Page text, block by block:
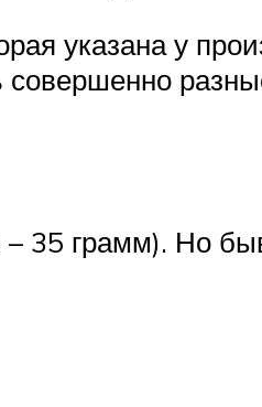
указана у
35 грамм). Но